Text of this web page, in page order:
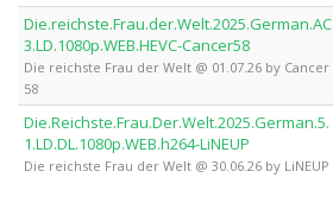
Die.reichste.Frau.der.Welt.2025.German.AC
3.LD.1080p.WEB.HEVC-Cancer58
Die reichste Frau der Welt @ 01.07.26 by Cancer
58
Die.Reichste.Frau.Der.Welt.2025.German.5.
1.LD.DL.1080p.WEB.h264-LiNEUP
Die reichste Frau der Welt @ 30.06.26 by LiNEUP